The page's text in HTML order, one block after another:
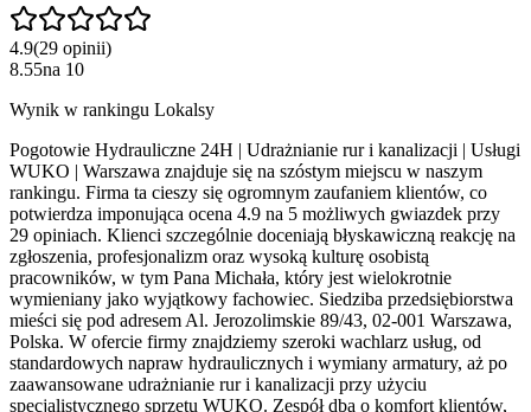
4.9(29 opinii)
8.55na 10
Wynik w rankingu Lokalsy
Pogotowie Hydrauliczne 24H | Udrażnianie rur i kanalizacji | Usługi
WUKO | Warszawa znajduje się na szóstym miejscu w naszym
rankingu. Firma ta cieszy się ogromnym zaufaniem klientów, co
potwierdza imponująca ocena 4.9 na 5 możliwych gwiazdek przy
29 opiniach. Klienci szczególnie doceniają błyskawiczną reakcję na
zgłoszenia, profesjonalizm oraz wysoką kulturę osobistą
pracowników, w tym Pana Michała, który jest wielokrotnie
wymieniany jako wyjątkowy fachowiec. Siedziba przedsiębiorstwa
mieści się pod adresem Al. Jerozolimskie 89/43, 02-001 Warszawa,
Polska. W ofercie firmy znajdziemy szeroki wachlarz usług, od
standardowych napraw hydraulicznych i wymiany armatury, aż po
zaawansowane udrażnianie rur i kanalizacji przy użyciu
specjalistycznego sprzętu WUKO. Zespół dba o komfort klientów,